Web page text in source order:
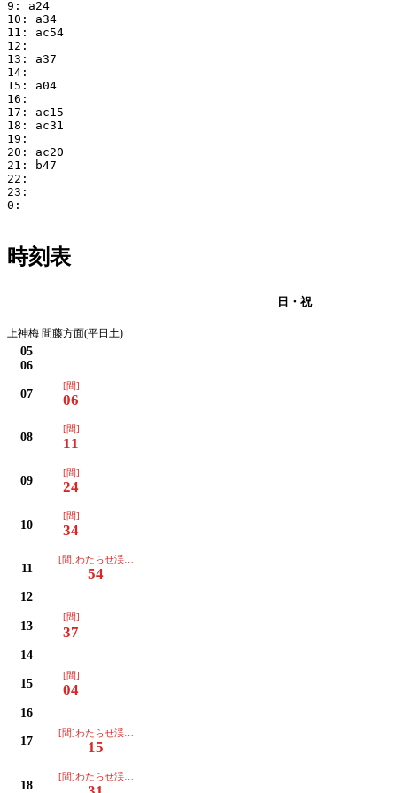
9: a24
10: a34
11: ac54
12:
13: a37
14:
15: a04
16:
17: ac15
18: ac31
19:
20: ac20
21: b47
22:
23:
0:
時刻表
日・祝
上神梅 間藤方面(平日土)
05
06
07
[間]
06
08
[間]
11
09
[間]
24
10
[間]
34
11
[間]わたらせ渓谷イルミネーション
54
12
13
[間]
37
14
15
[間]
04
16
17
[間]わたらせ渓谷イルミネーション
15
18
[間]わたらせ渓谷イルミネーション